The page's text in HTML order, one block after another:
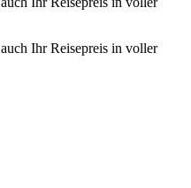
Ihr Reisepreis in voller